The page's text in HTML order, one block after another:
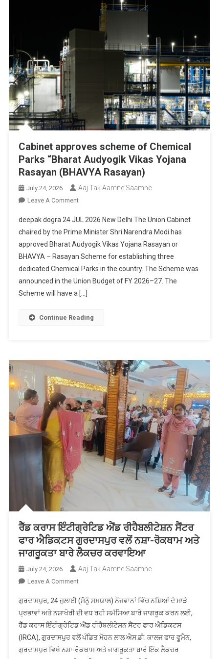
Cabinet approves scheme of Chemical
Parks “Bharat Audyogik Vikas Yojana
Rasayan (BHAVYA Rasayan)
July 24, 2026 Aaj Tak Aamne Saamne
Leave A CommentOn
Approves
Scheme
Of
Chemical
Parks
“Bharat
Audyogik
deepak dogra 24 JUL 2026 New Delhi The Union Cabinet
chaired by the Prime Minister Shri Narendra Modi has
approved Bharat Audyogik Vikas Yojana Rasayan or
BHAVYA – Rasayan Scheme for establishing three
dedicated Chemical Parks in the country. The Scheme was
announced in the Union Budget of FY 2026–27. The
Scheme will have a […]
Continue Reading
ਰੈੱਡ ਕਰਾਸ ਇੰਟੀਗ੍ਰੇਟਿਡ ਐਂਡ ਰੀਹੈਬਲੀਟੇਸ਼ਨ ਸੈਂਟਰ
ਫਾਰ ਐਡਿਕਟਸ ਗੁਰਦਾਸਪੁਰ ਵਲੋਂ ਨਸ਼ਾ-ਰੋਕਥਾਮ ਅਤੇ
ਜਾਗਰੂਕਤਾ ਬਾਰੇ ਲੈਕਚਰ ਕਰਵਾਇਆ
July 24, 2026 Aaj Tak Aamne Saamne
Leave A CommentOn
ਕਰਾਸ
ਇੰਟੀਗ੍ਰੇਟਿਡ
ਐਂਡ
ਰੀਹੈਬਲੀਟੇਸ਼ਨ
ਸੈਂਟਰ
ਗੁਰਦਾਸਪੁਰ, 24 ਜੁਲਾਈ (ਸੋਨੂੰ ਸਮਯਾਲ) ਨੌਜਵਾਨਾਂ ਵਿੱਚ ਨਸ਼ਿਆਂ ਦੇ ਮਾੜੇ
ਪ੍ਰਭਾਵਾਂ ਅਤੇ ਨਸ਼ਾਖੋਰੀ ਦੀ ਵਧ ਰਹੀ ਸਮੱਸਿਆ ਬਾਰੇ ਜਾਗਰੂਕ ਕਰਨ ਲਈ,
ਰੈੱਡ ਕਰਾਸ ਇੰਟੀਗ੍ਰੇਟਿਡ ਐਂਡ ਰੀਹੈਬਲੀਟੇਸ਼ਨ ਸੈਂਟਰ ਫਾਰ ਐਡਿਕਟਸ
(IRCA), ਗੁਰਦਾਸਪੁਰ ਵਲੋਂ ਪੰਡਿਤ ਮੋਹਨ ਲਾਲ ਐਸ.ਡੀ. ਕਾਲਜ ਫਾਰ ਵੂਮੈਨ,
ਗੁਰਦਾਸਪੁਰ ਵਿਖੇ ਨਸ਼ਾ-ਰੋਕਥਾਮ ਅਤੇ ਜਾਗਰੂਕਤਾ ਬਾਰੇ ਇੱਕ ਲੈਕਚਰ